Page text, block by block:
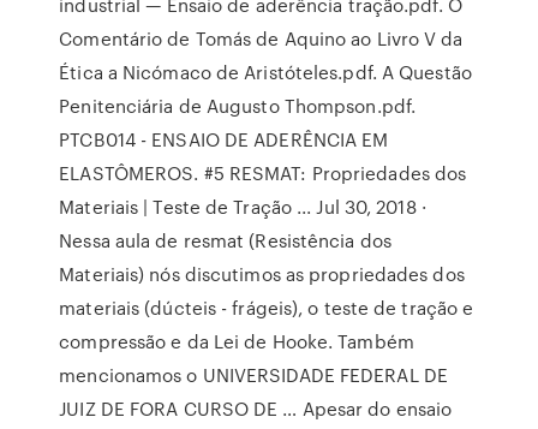
Comentário de Tomás de Aquino ao Livro V da
Ética a Nicómaco de Aristóteles.pdf. A Questão
Penitenciária de Augusto Thompson.pdf.
PTCB014 - ENSAIO DE ADERÊNCIA EM
ELASTÔMEROS. #5 RESMAT: Propriedades dos
Materiais | Teste de Tração ... Jul 30, 2018 ·
Nessa aula de resmat (Resistência dos
Materiais) nós discutimos as propriedades dos
materiais (dúcteis - frágeis), o teste de tração e
compressão e da Lei de Hooke. Também
mencionamos o UNIVERSIDADE FEDERAL DE
JUIZ DE FORA CURSO DE … Apesar do ensaio